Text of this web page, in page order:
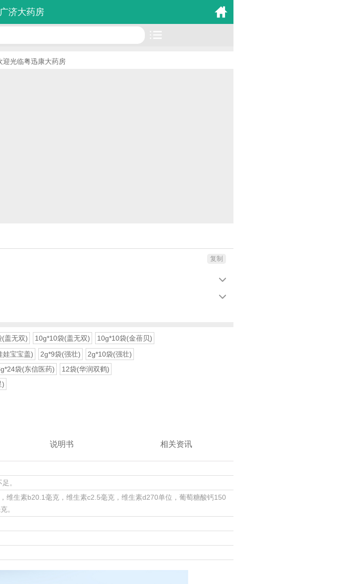
广济大药房
迅康大药房
复制


(盖无双) 10g*10袋(盖无双)
10g*10袋(金蓓贝)
娃宝宝盖) 2g*9袋(强壮)
2g*10袋(强壮)
袋(东信医药)
12袋(华润双鹤)
)
说明书 相关资讯
。
维生素b20.1毫克，维生素c2.5毫克，维生素d270单位，葡萄糖酸钙150
。